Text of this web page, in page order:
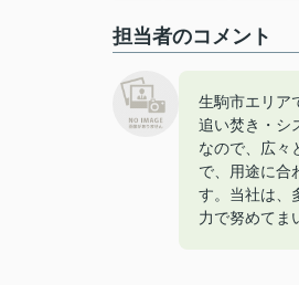
担当者のコメント
生駒市エリア
追い焚き・シ
なので、広々
で、用途に合
す。当社は、
力で努めてま